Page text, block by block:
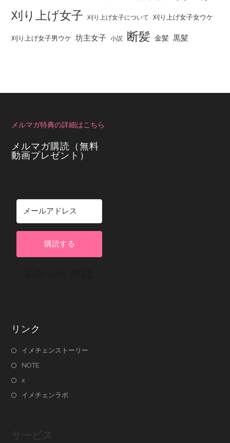
刈り上げ女子 刈り上げ女子について 刈り上げ女子女ウケ
刈り上げ女子男ウケ 坊主女子 小説 断髪 金髪 黒髪
メルマガ特典の詳細はこちら
メルマガ購読（無料
動画プレゼント）
購読する
リンク
イメチェンストーリー
NOTE
x
イメチェンラボ